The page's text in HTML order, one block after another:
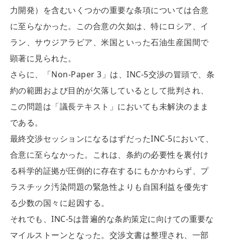
力開発）を含むいくつかの重要な条項については合意
に至らなかった。この合意の欠如は、特にロシア、イ
ラン、サウジアラビア、米国といった石油生産国間で
顕著に見られた。
さらに、「Non-Paper 3」は、INC-5交渉の冒頭で、条
約の範囲および目的が欠落しているとして批判され、
この問題は「議長テキスト」においても未解決のまま
である。
最終交渉セッションになるはずだったINC-5において、
合意に至らなかった。これは、条約の必要性を裏付け
る科学的証拠が圧倒的に存在するにもかかわらず、プ
ラスチック汚染問題の緊急性よりも自国利益を優先す
る少数の国々に起因する。
それでも、INC-5は普遍的な条約策定に向けての重要な
マイルストーンとなった。交渉文書は整理され、一部